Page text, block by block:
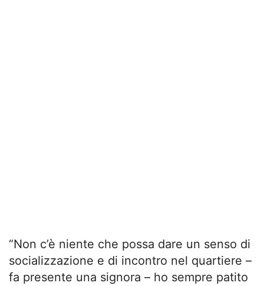
“Non c’è niente che possa dare un senso di
socializzazione e di incontro nel quartiere –
fa presente una signora – ho sempre patito